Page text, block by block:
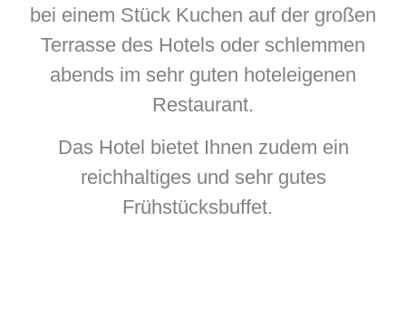
bei einem Stück Kuchen auf der großen
Terrasse des Hotels oder schlemmen
abends im sehr guten hoteleigenen
Restaurant.
Das Hotel bietet Ihnen zudem ein
reichhaltiges und sehr gutes
Frühstücksbuffet.